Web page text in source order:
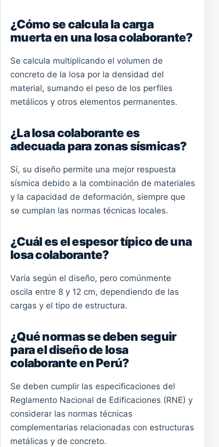
¿Cómo se calcula la carga
muerta en una losa colaborante?
Se calcula multiplicando el volumen de
concreto de la losa por la densidad del
material, sumando el peso de los perfiles
metálicos y otros elementos permanentes.
¿La losa colaborante es
adecuada para zonas sísmicas?
Sí, su diseño permite una mejor respuesta
sísmica debido a la combinación de materiales
y la capacidad de deformación, siempre que
se cumplan las normas técnicas locales.
¿Cuál es el espesor típico de una
losa colaborante?
Varía según el diseño, pero comúnmente
oscila entre 8 y 12 cm, dependiendo de las
cargas y el tipo de estructura.
¿Qué normas se deben seguir
para el diseño de losa
colaborante en Perú?
Se deben cumplir las especificaciones del
Reglamento Nacional de Edificaciones (RNE) y
considerar las normas técnicas
complementarias relacionadas con estructuras
metálicas y de concreto.